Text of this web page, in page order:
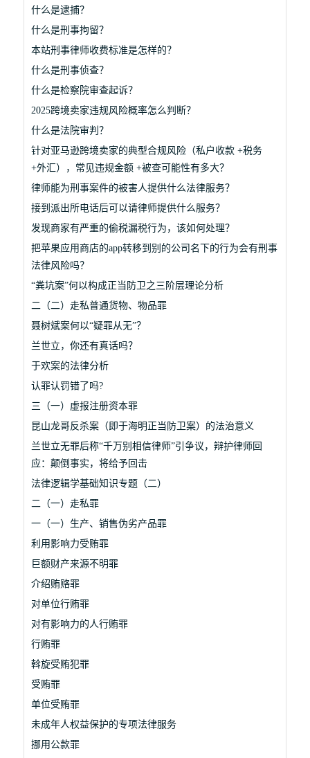
什么是逮捕？
什么是刑事拘留？
本站刑事律师收费标准是怎样的？
什么是刑事侦查？
什么是检察院审查起诉？
2025跨境卖家违规风险概率怎么判断？
什么是法院审判？
针对亚马逊跨境卖家的典型合规风险（私户收款 +税务
+外汇），常见违规金额 +被查可能性有多大？
律师能为刑事案件的被害人提供什么法律服务？
接到派出所电话后可以请律师提供什么服务？
发现商家有严重的偷税漏税行为，该如何处理？
把苹果应用商店的app转移到别的公司名下的行为会有刑事
法律风险吗？
“粪坑案”何以构成正当防卫之三阶层理论分析
二（二）走私普通货物、物品罪
聂树斌案何以“疑罪从无”？
兰世立，你还有真话吗？
于欢案的法律分析
认罪认罚错了吗?
三（一）虚报注册资本罪
昆山龙哥反杀案（即于海明正当防卫案）的法治意义
兰世立无罪后称“千万别相信律师”引争议，辩护律师回
应：颠倒事实，将给予回击
法律逻辑学基础知识专题（二）
二（一）走私罪
一（一）生产、销售伪劣产品罪
利用影响力受贿罪
巨额财产来源不明罪
介绍贿赂罪
对单位行贿罪
对有影响力的人行贿罪
行贿罪
斡旋受贿犯罪
受贿罪
单位受贿罪
未成年人权益保护的专项法律服务
挪用公款罪